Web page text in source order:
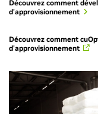
Découvrez comment
d'approvisionnement
Découvrez comment
d'approvisionnement